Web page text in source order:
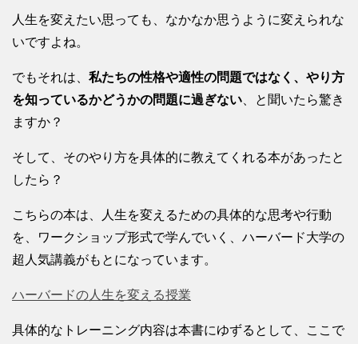
人生を変えたい思っても、なかなか思うように変えられな
いですよね。
でもそれは、 私たちの性格や適性の問題ではなく、やり方
を知っているかどうかの問題に過ぎない 、と聞いたら驚き
ますか？
そして、そのやり方を具体的に教えてくれる本があったと
したら？
こちらの本は、人生を変えるための具体的な思考や行動
を、ワークショップ形式で学んでいく、ハーバード大学の
超人気講義がもとになっています。
ハーバードの人生を変える授業
具体的なトレーニング内容は本書にゆずるとして、ここで